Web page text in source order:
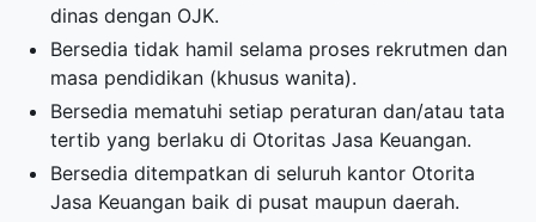
dinas dengan OJK.
Bersedia tidak hamil selama proses rekrutmen dan
masa pendidikan (khusus wanita).
Bersedia mematuhi setiap peraturan dan/atau tata
tertib yang berlaku di Otoritas Jasa Keuangan.
Bersedia ditempatkan di seluruh kantor Otorita
Jasa Keuangan baik di pusat maupun daerah.